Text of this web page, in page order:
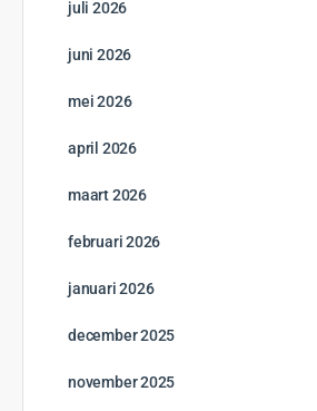
juli 2026
juni 2026
mei 2026
april 2026
maart 2026
februari 2026
januari 2026
december 2025
november 2025